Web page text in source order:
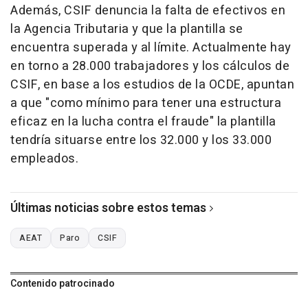
Además, CSIF denuncia la falta de efectivos en
la Agencia Tributaria y que la plantilla se
encuentra superada y al límite. Actualmente hay
en torno a 28.000 trabajadores y los cálculos de
CSIF, en base a los estudios de la OCDE, apuntan
a que "como mínimo para tener una estructura
eficaz en la lucha contra el fraude" la plantilla
tendría situarse entre los 32.000 y los 33.000
empleados.
Últimas noticias sobre estos temas
AEAT Paro CSIF
Contenido patrocinado